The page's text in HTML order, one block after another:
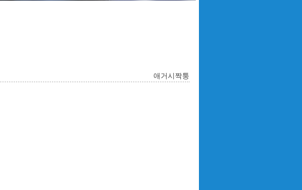
애거시짝퉁